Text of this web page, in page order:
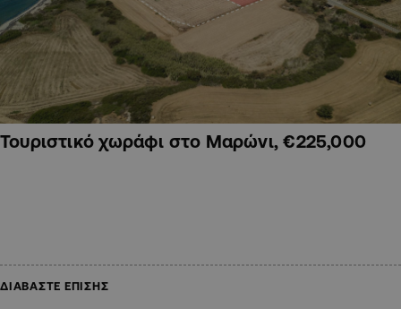
Τουριστικό χωράφι στο Μαρώνι, €225,000
ΔΙΑΒΑΣΤΕ ΕΠΙΣΗΣ